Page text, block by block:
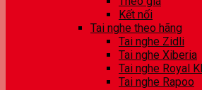
Kết nối
Tai nghe theo hãng
Tai nghe Zidli
Tai nghe Xiberia
Tai nghe Royal
Tai nghe Rapoo